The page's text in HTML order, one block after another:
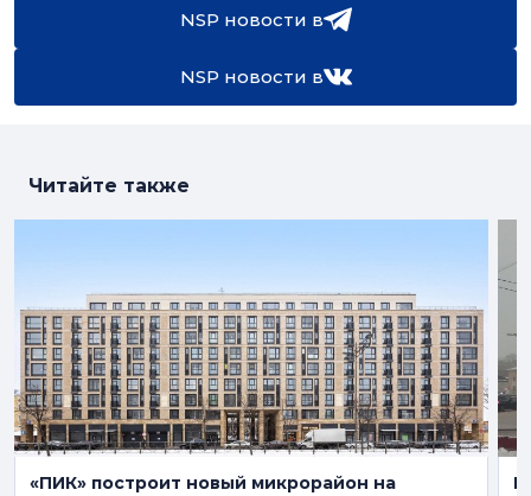
NSP новости в
NSP новости в
Читайте также
«ПИК» построит новый микрорайон на